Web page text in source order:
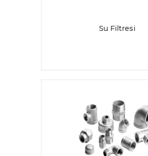
Su Filtresi